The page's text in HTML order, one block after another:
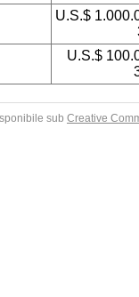
U.S.$
U.S.$
sub Creative